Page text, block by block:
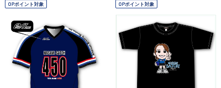
OPポイント対象 OPポイント対象